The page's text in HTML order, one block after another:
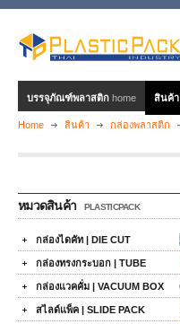
บรรจุภัณฑ์พลาสติก home สินค้า
Home สินค้า กล่องพลาสติก
หมวดสินค้า PLASTICPACK
กล่องไดคัท | DIE CUT
กล่องทรงกระบอก | TUBE
กล่องแวคคั่ม | VACUUM BOX
สไลด์แพ็ค | SLIDE PACK